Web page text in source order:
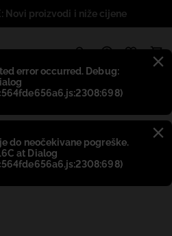
error occurred. Debug:
do neočekivane pogreške.
at Dialog
Novi proizvodi i niže cijene